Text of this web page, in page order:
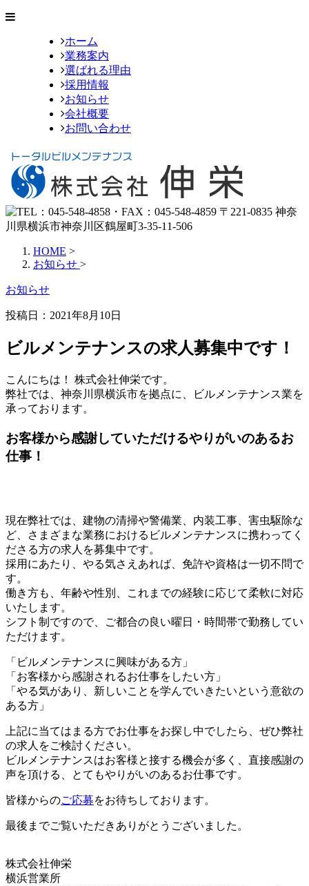
ホーム
業務案内
選ばれる理由
採用情報
お知らせ
会社概要
お問い合わせ
HOME >
お知らせ >
お知らせ
投稿日：2021年8月10日
ビルメンテナンスの求人募集中です！
こんにちは！ 株式会社伸栄です。
弊社では、神奈川県横浜市を拠点に、ビルメンテナンス業を
承っております。
お客様から感謝していただけるやりがいのあるお
仕事！
現在弊社では、建物の清掃や警備業、内装工事、害虫駆除な
ど、さまざまな業務におけるビルメンテナンスに携わってく
ださる方の求人を募集中です。
採用にあたり、やる気さえあれば、免許や資格は一切不問で
す。
働き方も、年齢や性別、これまでの経験に応じて柔軟に対応
いたします。
シフト制ですので、ご都合の良い曜日・時間帯で勤務してい
ただけます。
「ビルメンテナンスに興味がある方」
「お客様から感謝されるお仕事をしたい方」
「やる気があり、新しいことを学んでいきたいという意欲の
ある方」
上記に当てはまる方でお仕事をお探し中でしたら、ぜひ弊社
の求人をご検討ください。
ビルメンテナンスはお客様と接する機会が多く、直接感謝の
声を頂ける、とてもやりがいのあるお仕事です。
皆様からのご応募をお待ちしております。
最後までご覧いただきありがとうございました。
株式会社伸栄
横浜営業所